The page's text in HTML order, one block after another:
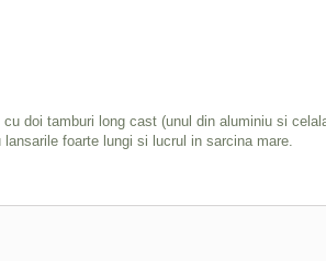
doi tamburi long cast (unul din aluminiu si
foarte lungi si lucrul in sarcina mare.